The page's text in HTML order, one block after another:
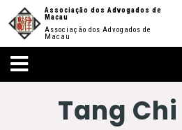
Associação dos Advogados de
Macau
Associação dos Advogados de
Macau
Tang